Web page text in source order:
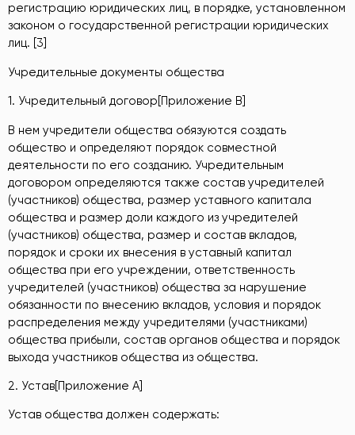
регистрацию юридических лиц, в порядке, установленном
законом о государственной регистрации юридических
лиц. [3]
Учредительные документы общества
1. Учредительный договор[Приложение В]
В нем учредители общества обязуются создать
общество и определяют порядок совместной
деятельности по его созданию. Учредительным
договором определяются также состав учредителей
(участников) общества, размер уставного капитала
общества и размер доли каждого из учредителей
(участников) общества, размер и состав вкладов,
порядок и сроки их внесения в уставный капитал
общества при его учреждении, ответственность
учредителей (участников) общества за нарушение
обязанности по внесению вкладов, условия и порядок
распределения между учредителями (участниками)
общества прибыли, состав органов общества и порядок
выхода участников общества из общества.
2. Устав[Приложение А]
Устав общества должен содержать: